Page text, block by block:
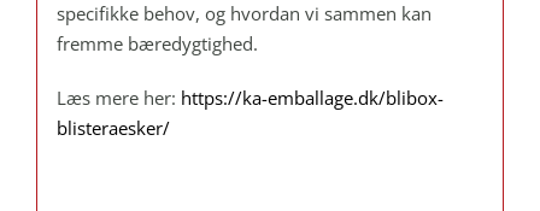
specifikke behov, og hvordan vi sammen kan
fremme bæredygtighed.
Læs mere her: https://ka-emballage.dk/blibox-
blisteraesker/